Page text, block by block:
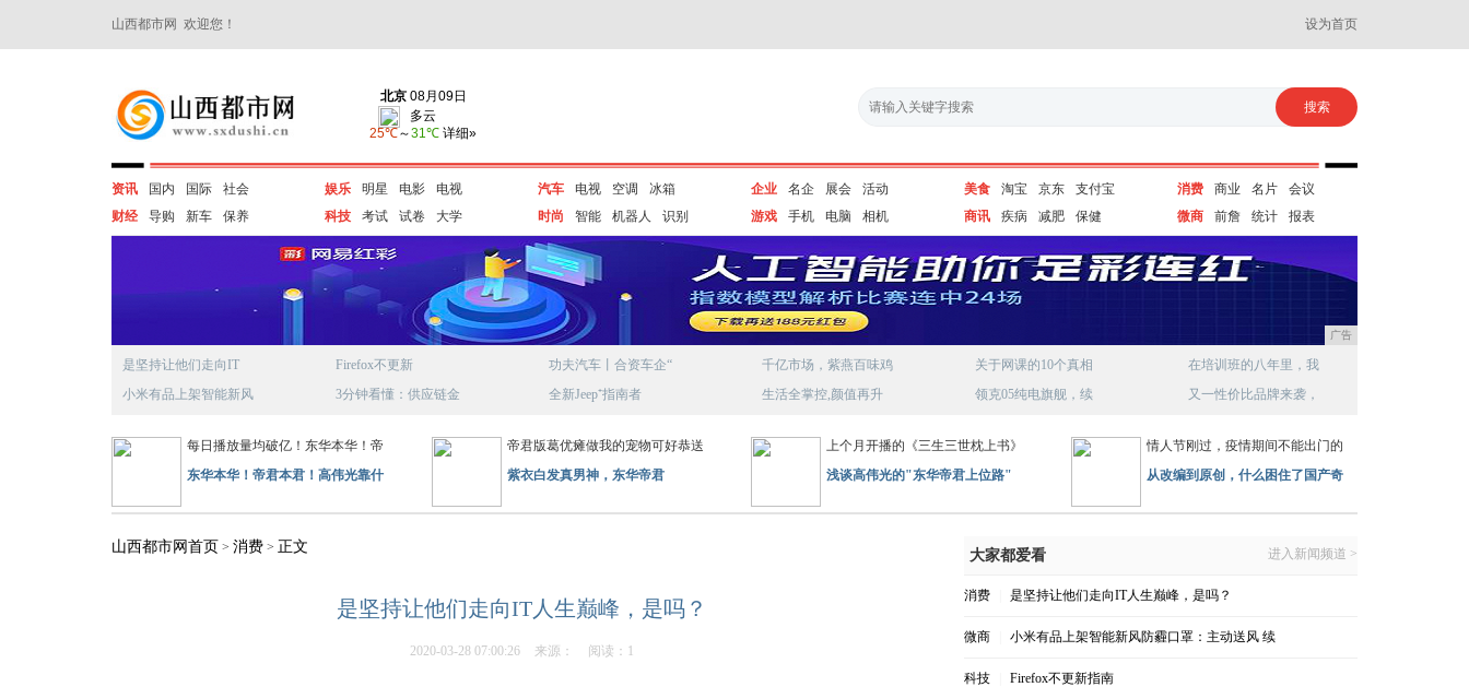
山西都市网 欢迎您！ 设为首页
资讯 国内 国际
社会
财经
导购 新车 保养
娱乐 明星 电影
电视
科技
考试 试卷 大学
汽车 电视 空调
冰箱
时尚
智能 机器人 识别
企业 名企 展会
活动
游戏
手机 电脑 相机
美食 淘宝 京东
支付宝
商讯
疾病 减肥 保健
消费 商业 名片
会议
微商
前詹 统计 报表
广告
是坚持让他们走向IT
小米有品上架智能新风
Firefox不更新
3分钟看懂：供应链金
功夫汽车丨合资车企“
全新Jeep⁺指南者
千亿市场，紫燕百味鸡
生活全掌控,颜值再升
关于网课的10个真相
领克05纯电旗舰，续
在培训班的八年里，我
又一性价比品牌来袭，
每日播放量均破亿！东华本华！帝
东华本华！帝君本君！高伟光靠什
帝君版葛优瘫做我的宠物可好恭送
紫衣白发真男神，东华帝君
上个月开播的《三生三世枕上书》
浅谈高伟光的"东华帝君上位路"
情人节刚过，疫情期间不能出门的
从改编到原创，什么困住了国产奇
山西都市网首页 > 消费 > 正文
是坚持让他们走向IT人生巅峰，是吗？
2020-03-28 07:00:26 来源： 阅读：1
大家都爱看 进入新闻频道 >
消费 是坚持让他们走向IT人生巅峰，是吗？
微商 小米有品上架智能新风防霾口罩：主动送风 续
科技 Firefox不更新指南